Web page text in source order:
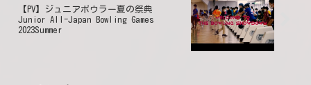
【PV】ジュニアボウラー夏の祭典
Junior All-Japan Bowling Games
2023Summer